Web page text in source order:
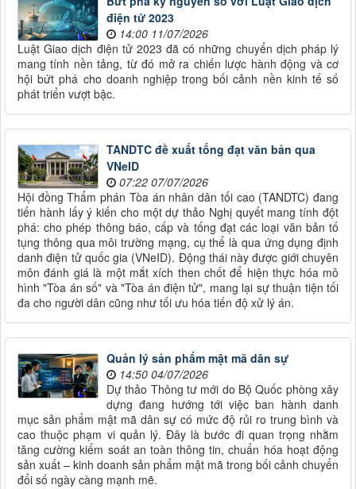
điện tử 2023
14:00 11/07/2026
Luật Giao dịch điện tử 2023 đã có những chuyển dịch pháp lý
mang tính nền tảng, từ đó mở ra chiến lược hành động và cơ
hội bứt phá cho doanh nghiệp trong bối cảnh nền kinh tế số
phát triển vượt bậc.
TANDTC đề xuất tống đạt văn bản qua
VNeID
07:22 07/07/2026
Hội đồng Thẩm phán Tòa án nhân dân tối cao (TANDTC) đang
tiến hành lấy ý kiến cho một dự thảo Nghị quyết mang tính đột
phá: cho phép thông báo, cấp và tống đạt các loại văn bản tố
tụng thông qua môi trường mạng, cụ thể là qua ứng dụng định
danh điện tử quốc gia (VNeID). Động thái này được giới chuyên
môn đánh giá là một mắt xích then chốt để hiện thực hóa mô
hình "Tòa án số" và "Tòa án điện tử", mang lại sự thuận tiện tối
đa cho người dân cũng như tối ưu hóa tiến độ xử lý án.
Quản lý sản phẩm mật mã dân sự
14:50 04/07/2026
Dự thảo Thông tư mới do Bộ Quốc phòng xây
dựng đang hướng tới việc ban hành danh
mục sản phẩm mật mã dân sự có mức độ rủi ro trung bình và
cao thuộc phạm vi quản lý. Đây là bước đi quan trọng nhằm
tăng cường kiểm soát an toàn thông tin, chuẩn hóa hoạt động
sản xuất – kinh doanh sản phẩm mật mã trong bối cảnh chuyển
đổi số ngày càng mạnh mẽ.